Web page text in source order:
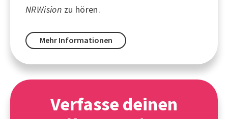
NRWision zu hören.
Mehr Informationen
Verfasse deinen